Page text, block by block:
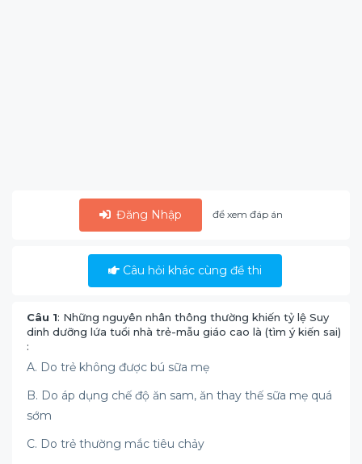
Đăng Nhập để xem đáp án
Câu hỏi khác cùng đề thi
Câu 1: Những nguyên nhân thông thường khiến tỷ lệ Suy
dinh dưỡng lứa tuổi nhà trẻ-mẫu giáo cao là (tìm ý kiến sai)
:
A. Do trẻ không được bú sữa mẹ
B. Do áp dụng chế độ ăn sam, ăn thay thế sữa mẹ quá
sớm
C. Do trẻ thường mắc tiêu chảy